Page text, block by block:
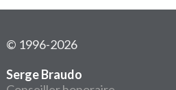
© 1996-2026
Serge Braudo